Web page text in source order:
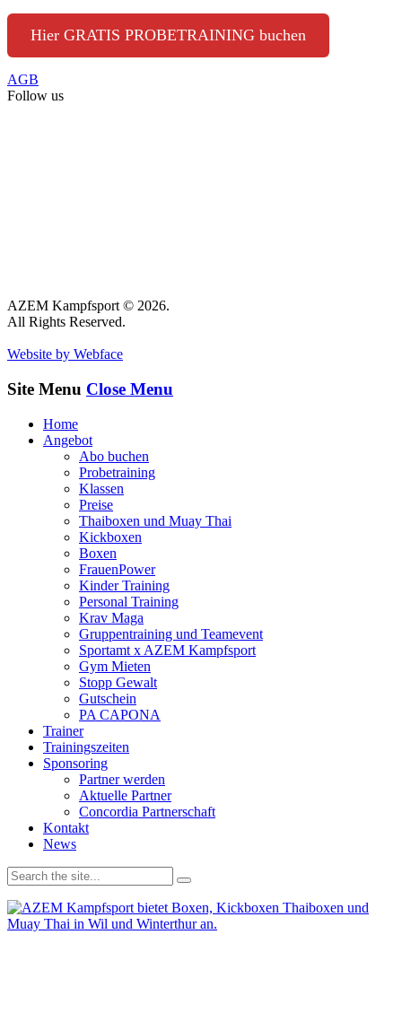
Hier GRATIS PROBETRAINING buchen
AGB
Follow us
AZEM Kampfsport © 2026.
All Rights Reserved.
Website by Webface
Site Menu Close Menu
Home
Angebot
Abo buchen
Probetraining
Klassen
Preise
Thaiboxen und Muay Thai
Kickboxen
Boxen
FrauenPower
Kinder Training
Personal Training
Krav Maga
Gruppentraining und Teamevent
Sportamt x AZEM Kampfsport
Gym Mieten
Stopp Gewalt
Gutschein
PA CAPONA
Trainer
Trainingszeiten
Sponsoring
Partner werden
Aktuelle Partner
Concordia Partnerschaft
Kontakt
News